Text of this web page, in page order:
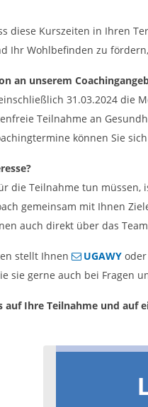
diese Kurszeiten in Ihren
Ihr Wohlbefinden zu
an unserem
31.03.2024 die
Teilnahme an
können Sie
die Teilnahme tun
gemeinsam mit Ihnen
auch direkt über das
stellt Ihnen UGAWY oder
sie gerne auch bei Fragen
auf Ihre Teilnahme und auf